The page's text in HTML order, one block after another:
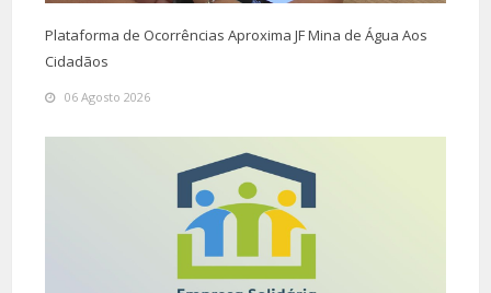
Plataforma de Ocorrências Aproxima JF Mina de Água Aos
Cidadãos
06 Agosto 2026